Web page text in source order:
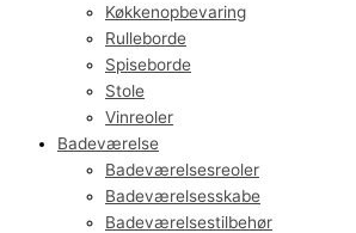
Køkkenopbevaring
Rulleborde
Spiseborde
Stole
Vinreoler
Badeværelse
Badeværelsesreoler
Badeværelsesskabe
Badeværelsestilbehør